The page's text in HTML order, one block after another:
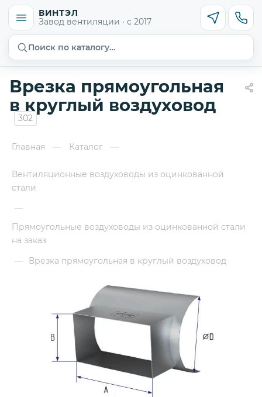
ВИНТЭЛ
Завод вентиляции · с 2017
Поиск по каталогу…
Врезка прямоугольная
в круглый воздуховод
302
Главная — Каталог —
Вентиляционные воздуховоды из оцинкованной
стали
—
Прямоугольные воздуховоды из оцинкованной стали
на заказ
—
Врезка прямоугольная в круглый воздуховод